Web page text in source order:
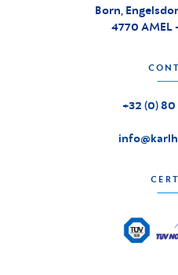
Born,
4770 AMEL
+32 (0)